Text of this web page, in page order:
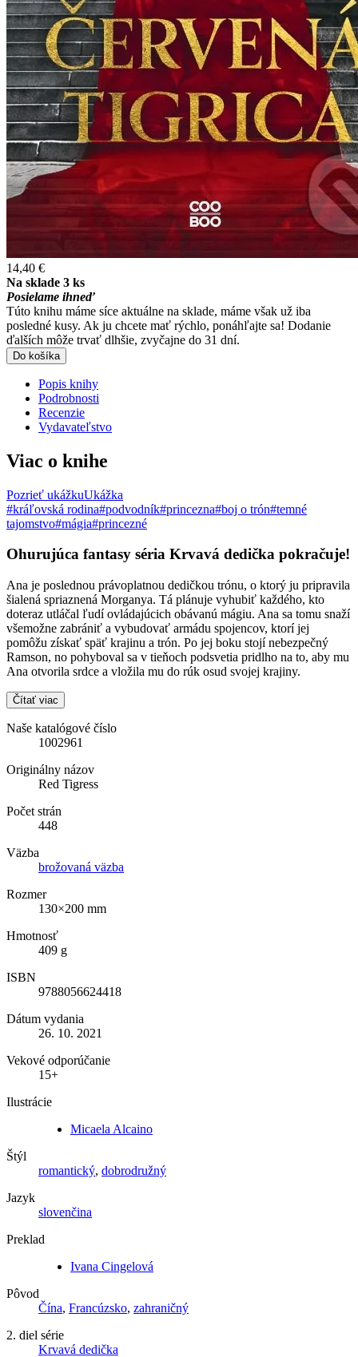
14,40 €
Na sklade 3 ks
Posielame ihneď
Túto knihu máme síce aktuálne na sklade, máme však už iba
posledné kusy. Ak ju chcete mať rýchlo, ponáhľajte sa! Dodanie
ďalších môže trvať dlhšie, zvyčajne do 31 dní.
Do košíka
Popis knihy
Podrobnosti
Recenzie
Vydavateľstvo
Viac o knihe
Pozrieť ukážkuUkážka
#kráľovská rodina#podvodník#princezna#boj o trón#temné
tajomstvo#mágia#princezné
Ohurujúca fantasy séria Krvavá dedička pokračuje!
Ana je poslednou právoplatnou dedičkou trónu, o ktorý ju pripravila
šialená spriaznená Morganya. Tá plánuje vyhubiť každého, kto
doteraz utláčal ľudí ovládajúcich obávanú mágiu. Ana sa tomu snaží
všemožne zabrániť a vybudovať armádu spojencov, ktorí jej
pomôžu získať späť krajinu a trón. Po jej boku stojí nebezpečný
Ramson, no pohyboval sa v tieňoch podsvetia pridlho na to, aby mu
Ana otvorila srdce a vložila mu do rúk osud svojej krajiny.
Čítať viac
Naše katalógové číslo
1002961
Originálny názov
Red Tigress
Počet strán
448
Väzba
brožovaná väzba
Rozmer
130×200 mm
Hmotnosť
409 g
ISBN
9788056624418
Dátum vydania
26. 10. 2021
Vekové odporúčanie
15+
Ilustrácie
Micaela Alcaino
Štýl
romantický, dobrodružný
Jazyk
slovenčina
Preklad
Ivana Cingelová
Pôvod
Čína, Francúzsko, zahraničný
2. diel série
Krvavá dedička